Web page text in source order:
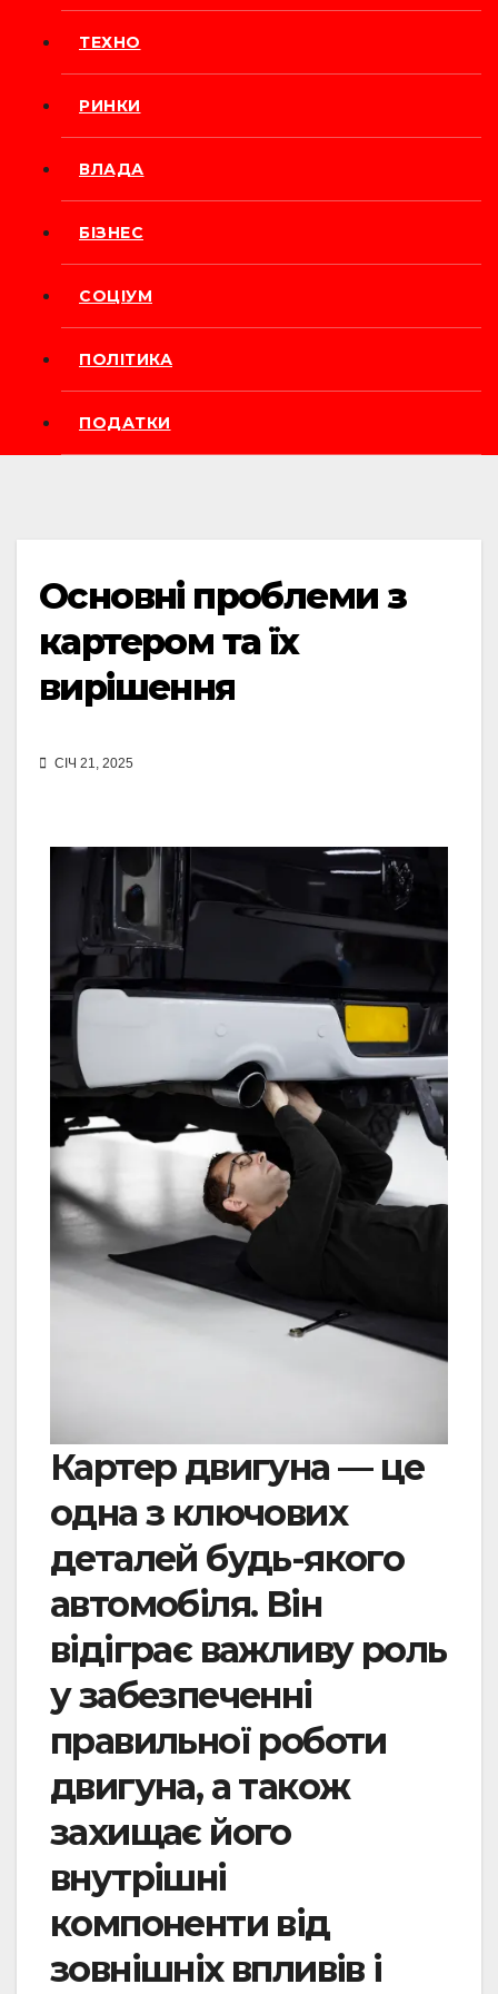
ТЕХНО
РИНКИ
ВЛАДА
БІЗНЕС
СОЦІУМ
ПОЛІТИКА
ПОДАТКИ
Основні проблеми з
картером та їх
вирішення
СІЧ 21, 2025
Картер двигуна — це
одна з ключових
деталей будь-якого
автомобіля. Він
відіграє важливу роль
у забезпеченні
правильної роботи
двигуна, а також
захищає його
внутрішні
компоненти від
зовнішніх впливів і